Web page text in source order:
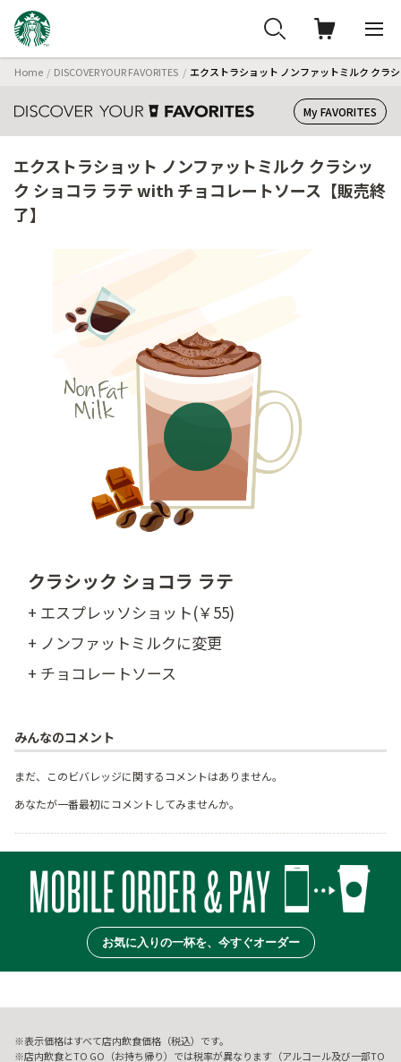
Home DISCOVER YOUR FAVORITES エクストラショット ノンファットミルク クラ
My FAVORITES
エクストラショット ノンファットミルク クラシッ
ク ショコラ ラテ with チョコレートソース【販売終
了】
クラシック ショコラ ラテ
+ エスプレッソショット(￥55)
+ ノンファットミルクに変更
+ チョコレートソース
みんなのコメント
まだ、このビバレッジに関するコメントはありません。
あなたが一番最初にコメントしてみませんか。
お気に入りの一杯を、今すぐオーダー
表示価格はすべて店内飲食価格（税込）です。
店内飲食とTO GO（お持ち帰り）では税率が異なります（アルコール及び一部TO